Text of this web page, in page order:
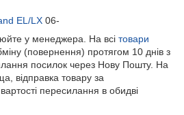
EL/LX 06-
у менеджера. На всі товари
(повернення) протягом 10 днів з
посилок через Нову Пошту. На
відправка товару за
пересилання в обидві